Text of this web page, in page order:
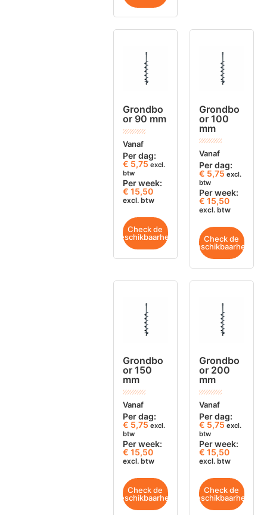
Grondbo
or 90 mm
Vanaf
Per dag:
€ 5,75 excl.
btw
Per week:
€ 15,50
excl. btw
Check de
beschikbaarheid
Grondbo
or 100
mm
Vanaf
Per dag:
€ 5,75 excl.
btw
Per week:
€ 15,50
excl. btw
Check de
beschikbaarheid
Grondbo
or 150
mm
Vanaf
Per dag:
€ 5,75 excl.
btw
Per week:
€ 15,50
excl. btw
Check de
beschikbaarheid
Grondbo
or 200
mm
Vanaf
Per dag:
€ 5,75 excl.
btw
Per week:
€ 15,50
excl. btw
Check de
beschikbaarheid